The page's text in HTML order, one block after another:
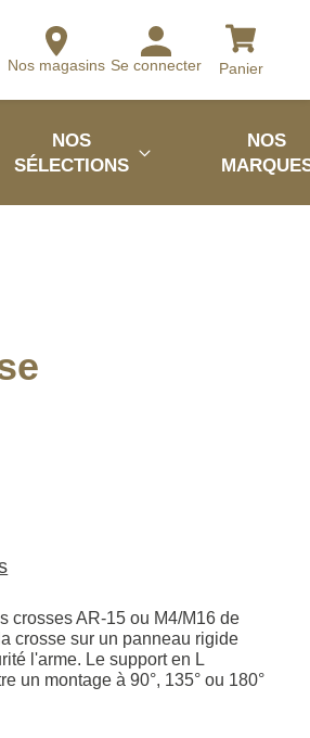
Nos magasins Se connecter Panier
NOS
SÉLECTIONS
NOS
crosses AR-15 ou M4/M16 de
crosse sur un panneau rigide
l'arme. Le support en L
un montage à 90°, 135° ou 180°